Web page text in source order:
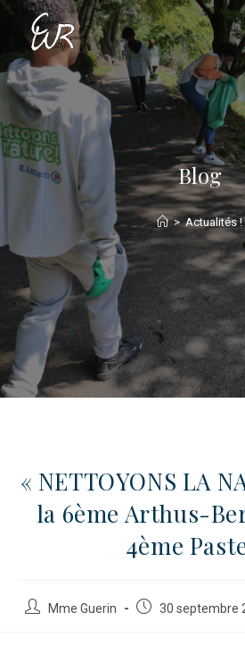
Blog
> Actualités !
« NETTOYONS LA
la 6ème Arthus-
4ème
Mme Guerin 30 septembre